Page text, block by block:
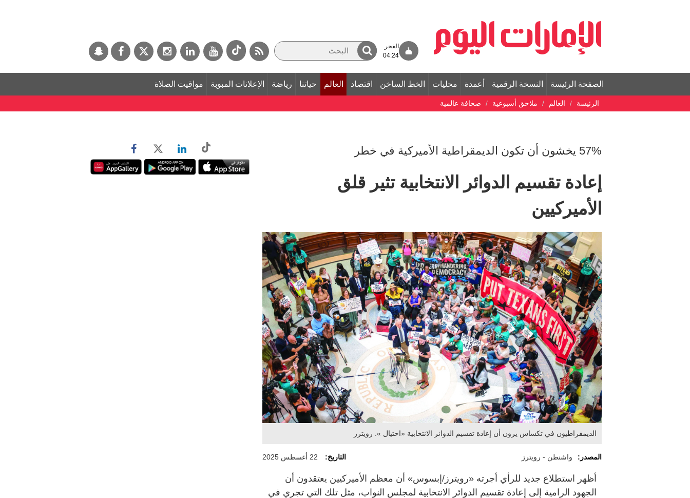
الفجر
04:24
الصفحة الرئيسة النسخة الرقمية أعمدة محليات الخط الساخن اقتصاد العالم حياتنا رياضة الإعلانات المبوبة مواقيت الصلاة
الرئيسة العالم ملاحق أسبوعية صحافة عالمية
57% يخشون أن تكون الديمقراطية الأميركية في خطر
إعادة تقسيم الدوائر الانتخابية تثير قلق
الأميركيين
الديمقراطيون في تكساس يرون أن إعادة تقسيم الدوائر الانتخابية «احتيال ». رويترز
المصدر: واشنطن - رويترز التاريخ: 22 أغسطس 2025
أظهر استطلاع جديد للرأي أجرته «رويترز/إبسوس» أن معظم الأميركيين يعتقدون أن
الجهود الرامية إلى إعادة تقسيم الدوائر الانتخابية لمجلس النواب، مثل تلك التي تجري في